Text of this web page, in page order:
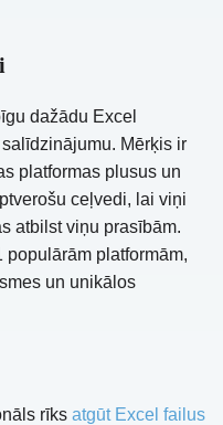
dažādu Excel
Mērķis ir
platformas plusus un
ceļvedi, lai viņi
atbilst viņu prasībām.
platformām,
un unikālos
rīksatgūt Excel failus